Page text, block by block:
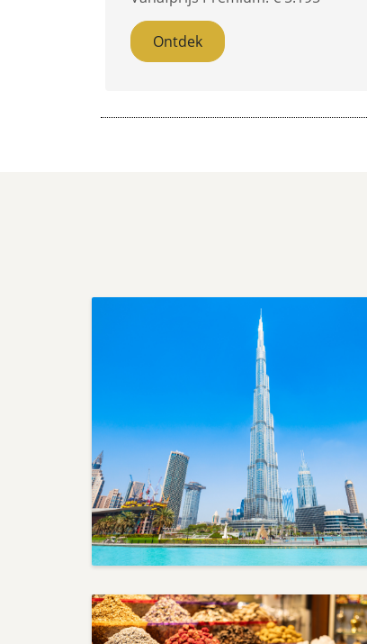
Ontdek